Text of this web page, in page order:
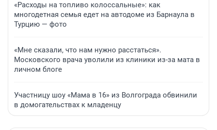
«Расходы на топливо колоссальные»: как
многодетная семья едет на автодоме из Барнаула в
Турцию — фото
«Мне сказали, что нам нужно расстаться».
Московского врача уволили из клиники из-за мата в
личном блоге
Участницу шоу «Мама в 16» из Волгограда обвинили
в домогательствах к младенцу